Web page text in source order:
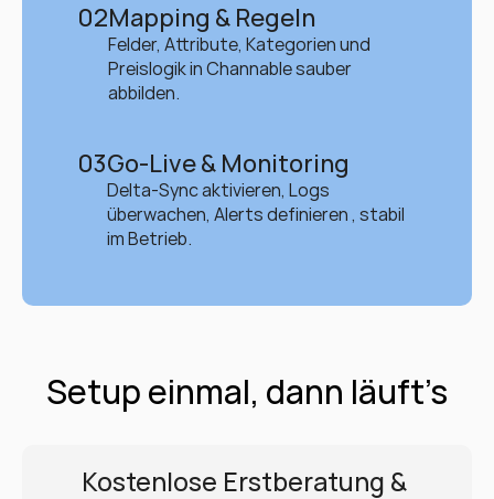
02Mapping & Regeln
Felder, Attribute, Kategorien und
Preislogik in Channable sauber
abbilden.
03Go-Live & Monitoring
Delta-Sync aktivieren, Logs
überwachen, Alerts definieren , stabil
im Betrieb.
Setup einmal, dann läuft’s
Kostenlose Erstberatung &